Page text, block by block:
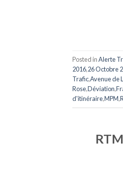
Posted inAlerte
2016,26 Octobre
Trafic,Avenue de
Rose,Déviation,
d'itinéraire,MPM,